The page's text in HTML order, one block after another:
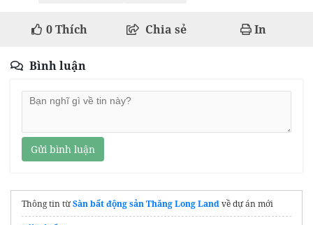
0Thích Chia sẻ In
Bình luận
Gửi bình luận
Thông tin từSàn bất động sản Thăng Long Landvề dự án mới